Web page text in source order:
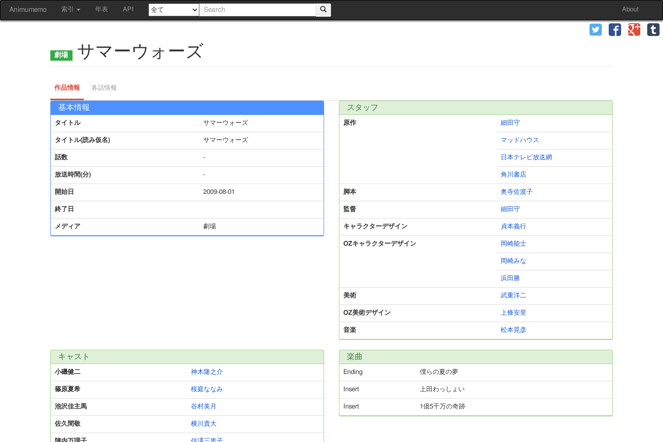
Animumemo 索引 年表 API About
サマーウォーズ
作品情報 各話情報
基本情報
タイトル サマーウォーズ
タイトル(読み仮名) サマーウォーズ
話数 -
放送時間(分) -
開始日 2009-08-01
終了日
メディア 劇場
スタッフ
原作 細田守
マッドハウス
日本テレビ放送網
角川書店
脚本 奥寺佐渡子
監督 細田守
キャラクターデザイン 貞本義行
OZキャラクターデザイン 岡崎能士
岡崎みな
浜田勝
美術 武重洋二
OZ美術デザイン 上條安里
音楽 松本晃彦
キャスト
小磯健二 神木隆之介
篠原夏希 桜庭ななみ
池沢佳主馬 谷村美月
佐久間敬 横川貴大
楽曲
Ending 僕らの夏の夢
Insert 上田わっしょい
Insert 1億5千万の奇跡